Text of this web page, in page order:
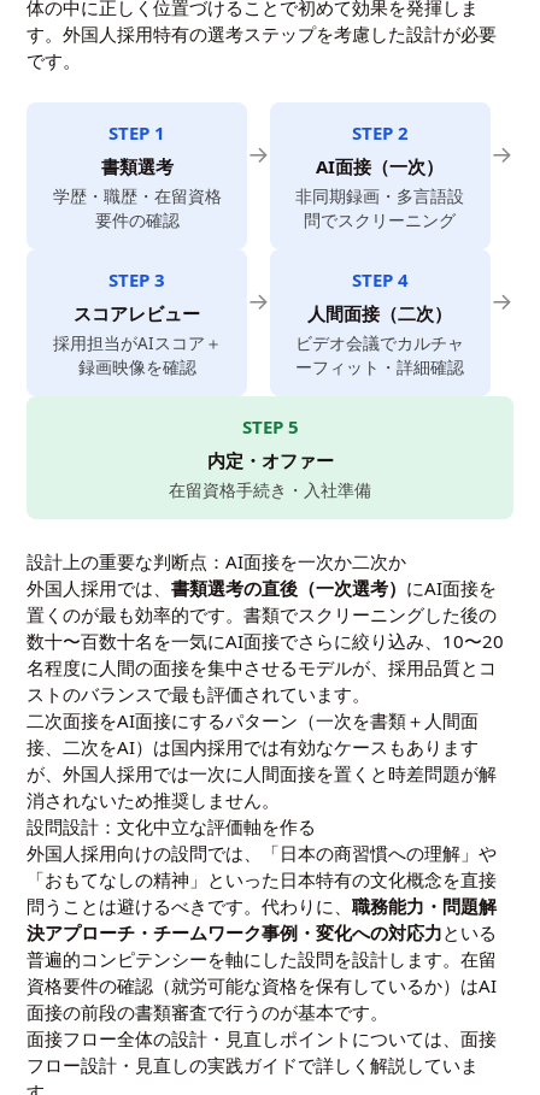
体の中に正しく位置づけることで初めて効果を発揮しま
す。外国人採用特有の選考ステップを考慮した設計が必要
です。
STEP 1
書類選考
学歴・職歴・在留資格
要件の確認
→
STEP 2
AI面接（一次）
非同期録画・多言語設
問でスクリーニング
→
STEP 3
スコアレビュー
採用担当がAIスコア＋
録画映像を確認
→
STEP 4
人間面接（二次）
ビデオ会議でカルチャ
ーフィット・詳細確認
→
STEP 5
内定・オファー
在留資格手続き・入社準備
設計上の重要な判断点：AI面接を一次か二次か
外国人採用では、書類選考の直後（一次選考） にAI面接を
置くのが最も効率的です。書類でスクリーニングした後の
数十〜百数十名を一気にAI面接でさらに絞り込み、10〜20
名程度に人間の面接を集中させるモデルが、採用品質とコ
ストのバランスで最も評価されています。
二次面接をAI面接にするパターン（一次を書類＋人間面
接、二次をAI）は国内採用では有効なケースもあります
が、外国人採用では一次に人間面接を置くと時差問題が解
消されないため推奨しません。
設問設計：文化中立な評価軸を作る
外国人採用向けの設問では、「日本の商習慣への理解」や
「おもてなしの精神」といった日本特有の文化概念を直接
問うことは避けるべきです。代わりに、職務能力・問題解
決アプローチ・チームワーク事例・変化への対応力といる
普遍的コンピテンシーを軸にした設問を設計します。在留
資格要件の確認（就労可能な資格を保有しているか）はAI
面接の前段の書類審査で行うのが基本です。
面接フロー全体の設計・見直しポイントについては、面接
フロー設計・見直しの実践ガイドで詳しく解説していま